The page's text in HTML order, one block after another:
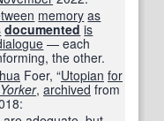
memory as
documented is
— each
the other.
Foer, “Utopian for
‎, archived from
: